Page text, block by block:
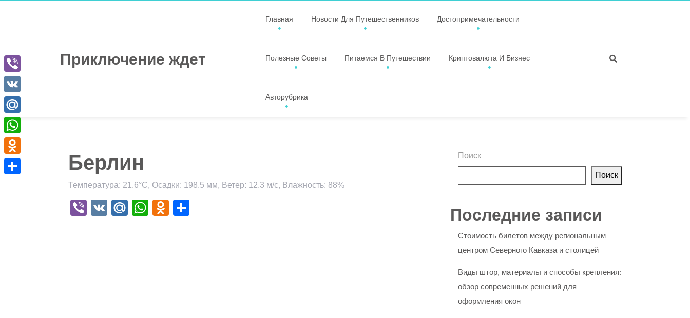
Приключение ждет
Главная Новости Для Путешественников Достопримечательности
Полезные Советы Питаемся В Путешествии Криптовалюта И Бизнес
Авторубрика
Берлин
Температура: 21.6°C, Осадки: 198.5 мм, Ветер: 12.3 м/с, Влажность: 88%
Viber
VK Mail.Ru
WhatsApp
Odnoklassniki
Поиск
Поиск
Последние записи
Стоимость билетов между региональным
центром Северного Кавказа и столицей
Виды штор, материалы и способы крепления:
обзор современных решений для
оформления окон
Viber
VK
Mail.Ru
WhatsApp
Odnoklassniki